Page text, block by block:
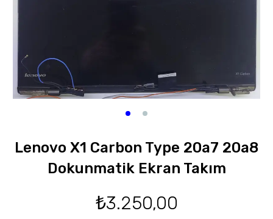
Lenovo X1 Carbon Type 20a7 20a8
Dokunmatik Ekran Takım
₺3.250,00